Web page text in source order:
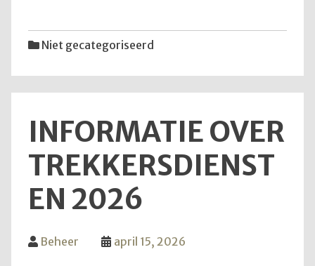
Niet gecategoriseerd
INFORMATIE OVER
TREKKERSDIENST
EN 2026
Beheer april 15, 2026